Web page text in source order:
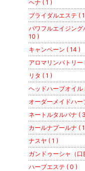
ヘナ ( 1 )
ブライダルエステ (
パワフルエイジン
10 )
キャンペーン ( 14 )
アロマリンパトリー
リタ ( 1 )
ヘッドハーブオイル
オーダーメイドハー
ネートルタルパナ (
カールナプールナ (
ナスヤ ( 1 )
ガンドゥーシャ（口
ハーブエステ ( 0 )